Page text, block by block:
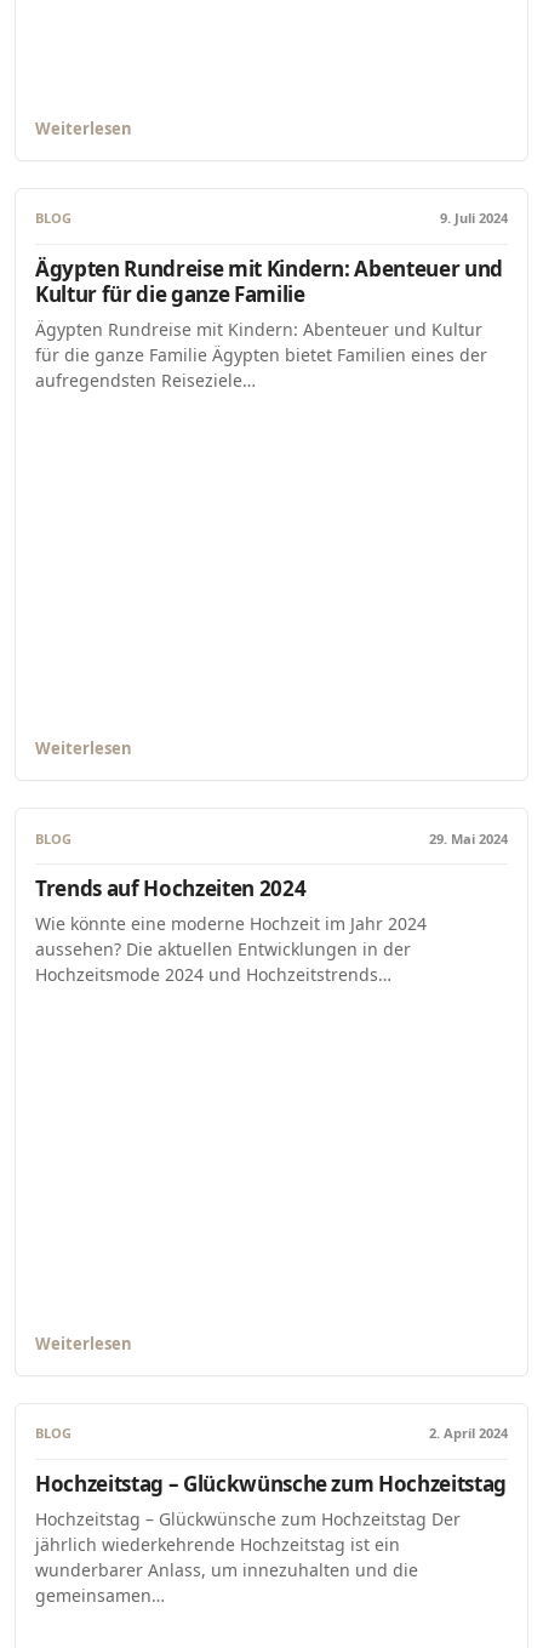
Weiterlesen
BLOG 9. Juli 2024
Ägypten Rundreise mit Kindern: Abenteuer und
Kultur für die ganze Familie
Ägypten Rundreise mit Kindern: Abenteuer und Kultur
für die ganze Familie Ägypten bietet Familien eines der
aufregendsten Reiseziele…
Weiterlesen
BLOG 29. Mai 2024
Trends auf Hochzeiten 2024
Wie könnte eine moderne Hochzeit im Jahr 2024
aussehen? Die aktuellen Entwicklungen in der
Hochzeitsmode 2024 und Hochzeitstrends…
Weiterlesen
BLOG 2. April 2024
Hochzeitstag – Glückwünsche zum Hochzeitstag
Hochzeitstag – Glückwünsche zum Hochzeitstag Der
jährlich wiederkehrende Hochzeitstag ist ein
wunderbarer Anlass, um innezuhalten und die
gemeinsamen…